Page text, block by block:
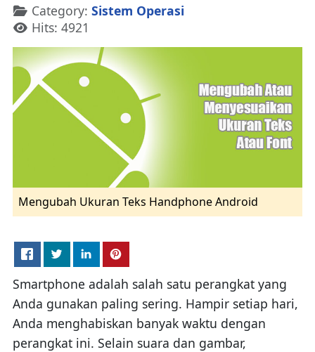
Details
Category: Sistem Operasi
Hits: 4921
Mengubah Ukuran Teks Handphone Android
Smartphone adalah salah satu perangkat yang
Anda gunakan paling sering. Hampir setiap hari,
Anda menghabiskan banyak waktu dengan
perangkat ini. Selain suara dan gambar,